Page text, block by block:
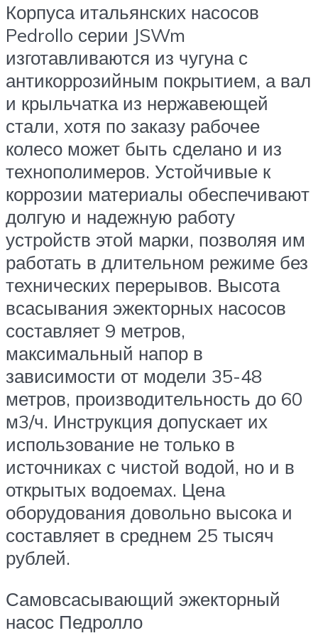
Корпуса итальянских насосов
Pedrollo серии JSWm
изготавливаются из чугуна с
антикоррозийным покрытием, а вал
и крыльчатка из нержавеющей
стали, хотя по заказу рабочее
колесо может быть сделано и из
технополимеров. Устойчивые к
коррозии материалы обеспечивают
долгую и надежную работу
устройств этой марки, позволяя им
работать в длительном режиме без
технических перерывов. Высота
всасывания эжекторных насосов
составляет 9 метров,
максимальный напор в
зависимости от модели 35-48
метров, производительность до 60
м3/ч. Инструкция допускает их
использование не только в
источниках с чистой водой, но и в
открытых водоемах. Цена
оборудования довольно высока и
составляет в среднем 25 тысяч
рублей.
Самовсасывающий эжекторный
насос Педролло